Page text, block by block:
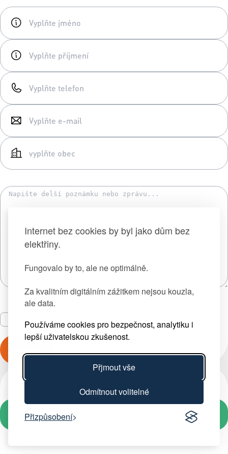
Internet bez cookies by byl jako dům bez
elektřiny.
Fungovalo by to, ale ne optimálně.
Za kvalitním digitálním zážitkem nejsou kouzla,
ale data.
Používáme cookies pro bezpečnost, analytiku i
lepší uživatelskou zkušenost.
Přjmout vše
Odmítnout volitelné
Přizpůsobení
CHCI POMOCI S TECHNOLOGIEMI
Napište nám a my se Vám obratem ozveme.